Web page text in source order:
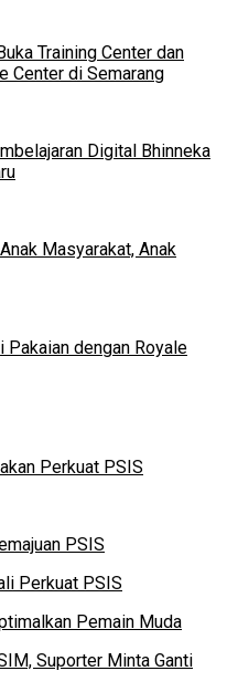
Training Center dan
Center di Semarang
Digital Bhinneka
Masyarakat, Anak
Pakaian dengan Royale
Perkuat PSIS
PSIS
Perkuat PSIS
Pemain Muda
Suporter Minta Ganti